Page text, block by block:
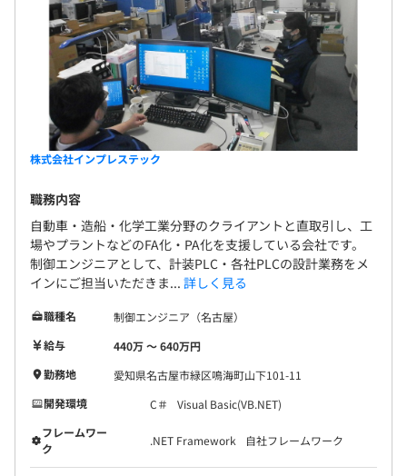
株式会社インプレステック
職務内容
自動車・造船・化学工業分野のクライアントと直取引し、工
場やプラントなどのFA化・PA化を支援している会社です。
制御エンジニアとして、計装PLC・各社PLCの設計業務をメ
インにご担当いただきま... 詳しく見る
職種名
制御エンジニア（名古屋）
給与
440万 〜 640万円
勤務地
愛知県名古屋市緑区鳴海町山下101-11
開発環境
C＃
Visual Basic(VB.NET)
フレームワー
ク
.NET Framework 自社フレームワーク